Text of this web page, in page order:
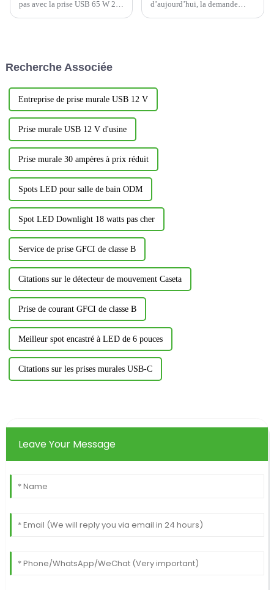
pas avec la prise USB 65 W 20
commodité en ...
d’aujourd’hui, la demande
Recherche Associée
Entreprise de prise murale USB 12 V
Prise murale USB 12 V d'usine
Prise murale 30 ampères à prix réduit
Spots LED pour salle de bain ODM
Spot LED Downlight 18 watts pas cher
Service de prise GFCI de classe B
Citations sur le détecteur de mouvement Caseta
Prise de courant GFCI de classe B
Meilleur spot encastré à LED de 6 pouces
Citations sur les prises murales USB-C
Leave Your Message